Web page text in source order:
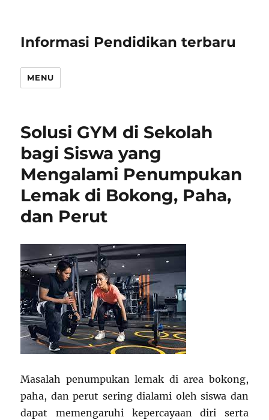
Informasi Pendidikan terbaru
MENU
Solusi GYM di Sekolah
bagi Siswa yang
Mengalami Penumpukan
Lemak di Bokong, Paha,
dan Perut
Masalah penumpukan lemak di area bokong,
paha, dan perut sering dialami oleh siswa dan
dapat memengaruhi kepercayaan diri serta